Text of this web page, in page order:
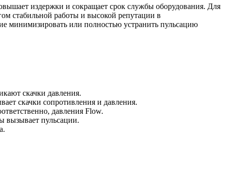
издержки и сокращает срок службы оборудования. Для
стабильной работы и высокой репутации в
минимизировать или полностью устранить пульсацию
скачки давления.
скачки сопротивления и давления.
давления Flow.
вызывает пульсации.